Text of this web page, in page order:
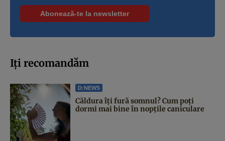
Iți recomandăm
D:NEWS
Căldura îți fură somnul? Cum poți
dormi mai bine în nopțile caniculare